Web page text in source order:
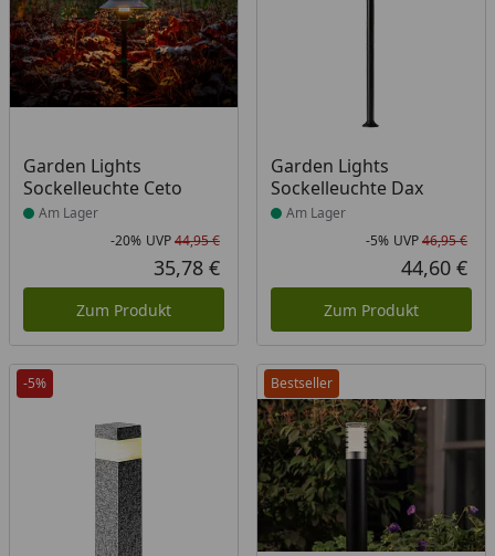
Garden Lights
Sockelleuchte Ceto
Produkt am Lager
Am Lager
Rabatt in Prozent
-20%
Ursprünglicher Preis
UVP44,95 €
Aktueller Preis
35,78 €
Zum Produkt
Garden Lights
Sockelleuchte Dax
Produkt am Lager
Am Lager
-5% UVP46,95 €
44,60 €
Zum Produkt
-5% Bestseller